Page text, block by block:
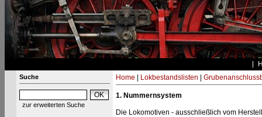
Suche
zur erweiterten Suche
Home Lokbestandslisten
1. Nummernsystem
Die Lokomotiven - ausschließlich vom